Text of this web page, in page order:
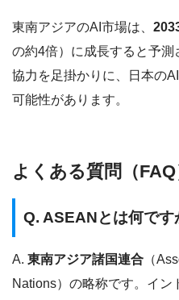
東南アジアのAI市場は、
の約4倍）に成長すると予
協力を足掛かりに、日本の
可能性があります。
よくある質問（FAQ
Q. ASEANとは何です
A. 東南アジア諸国連合 （
Nations）の略称です。イン